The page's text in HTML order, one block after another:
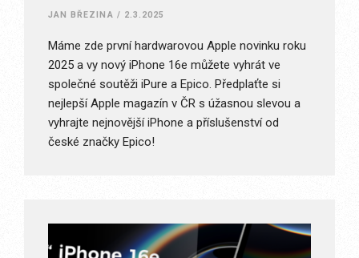
JAN BŘEZINA / 2.3.2025
Máme zde první hardwarovou Apple novinku roku
2025 a vy nový iPhone 16e můžete vyhrát ve
společné soutěži iPure a Epico. Předplaťte si
nejlepší Apple magazín v ČR s úžasnou slevou a
vyhrajte nejnovější iPhone a příslušenství od
české značky Epico!